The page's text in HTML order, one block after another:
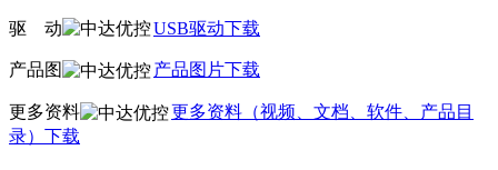
驱 动 USB驱动下载
产品图 产品图片下载
更多资料
更多资料（视频、文档、软件、产品目
录）下载